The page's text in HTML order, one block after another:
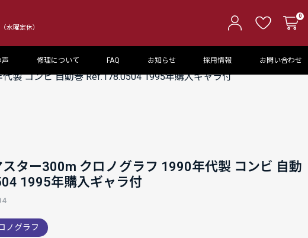
水曜定休）
0
声 修理について FAQ お知らせ 採用情報 お問い合わせ
製 コンビ 自動巻 Ref.178.0504 1995年購入ギャラ付
ター300m クロノグラフ 1990年代製 コンビ 自動
1995年購入ギャラ付
ノグラフ